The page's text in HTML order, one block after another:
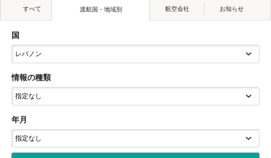
保険・Wi-Fiレンタル
国内手配
航空券
貸切バス・ハイヤー 通訳・ガイド
すべて 渡航国・地域別 航空会社 お知らせ
国
情報の種類
年月